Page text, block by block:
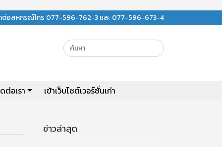
อสหกรณ์โทร 077-596-762-3 และ 077-596-673-4
ต่อเรา เข้าเว็บไซต์เวอร์ชั่นเก่า
ข่าวล่าสุด